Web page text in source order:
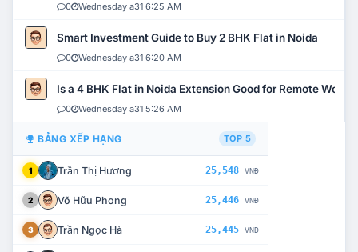
0 Wednesday a31 6:25 AM
Smart Investment Guide to Buy 2 BHK Flat in Noida
0 Wednesday a31 6:20 AM
Is a 4 BHK Flat in Noida Extension Good for Remote Work?
0 Wednesday a31 5:26 AM
BẢNG XẾP HẠNG TOP 5
1 Trần Thị Hương 25,548 VNĐ
2 Võ Hữu Phong 25,446 VNĐ
3 Trần Ngọc Hà 25,445 VNĐ